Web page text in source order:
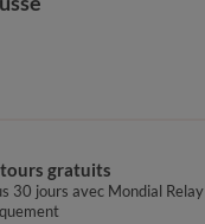
gratuits
30 jours avec Mondial Relay